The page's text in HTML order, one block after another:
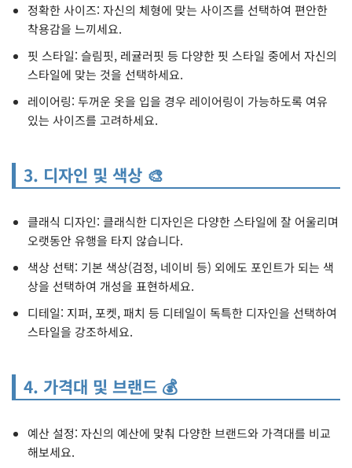
정확한 사이즈: 자신의 체형에 맞는 사이즈를 선택하여 편안한
착용감을 느끼세요.
핏 스타일: 슬림핏, 레귤러핏 등 다양한 핏 스타일 중에서 자신의
스타일에 맞는 것을 선택하세요.
레이어링: 두꺼운 옷을 입을 경우 레이어링이 가능하도록 여유
있는 사이즈를 고려하세요.
3. 디자인 및 색상 🎨
클래식 디자인: 클래식한 디자인은 다양한 스타일에 잘 어울리며
오랫동안 유행을 타지 않습니다.
색상 선택: 기본 색상(검정, 네이비 등) 외에도 포인트가 되는 색
상을 선택하여 개성을 표현하세요.
디테일: 지퍼, 포켓, 패치 등 디테일이 독특한 디자인을 선택하여
스타일을 강조하세요.
4. 가격대 및 브랜드 💰
예산 설정: 자신의 예산에 맞춰 다양한 브랜드와 가격대를 비교
해보세요.